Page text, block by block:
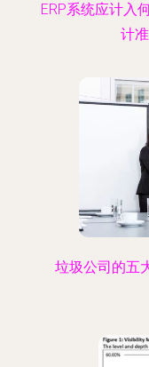
ERP系统应计入
计
垃圾公司的五